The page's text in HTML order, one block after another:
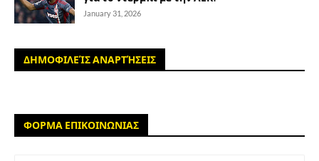
January 31, 2026
ΔΗΜΟΦΙΛΕΊΣ ΑΝΑΡΤΉΣΕΙΣ
ΦΟΡΜΑ ΕΠΙΚΟΙΝΩΝΙΑΣ